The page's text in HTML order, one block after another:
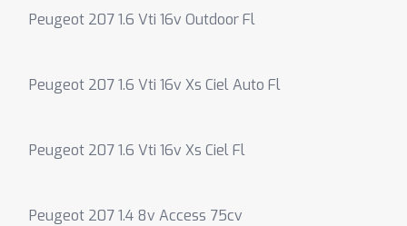
Peugeot 207 1.6 Vti 16v Outdoor Fl
Peugeot 207 1.6 Vti 16v Xs Ciel Auto Fl
Peugeot 207 1.6 Vti 16v Xs Ciel Fl
Peugeot 207 1.4 8v Access 75cv